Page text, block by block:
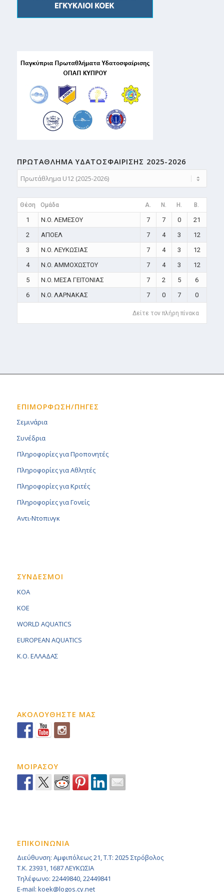
ΠΡΩΤΑΘΛΗMA ΥΔΑΤΟΣΦΑΙΡΙΣΗΣ 2025-2026
Θέση Ομάδα A. N. H. B.
1 N.O. ΛΕΜΕΣΟΥ 7 7 0
21
2
ΑΠΟΕΛ 7 4 3
12
3
N.O. ΛΕΥΚΩΣΙΑΣ 7 4 3
12
4
N.O. ΑΜΜΟΧΩΣΤΟΥ 7 4 3
12
5
N.O. ΜΕΣΑ ΓΕΙΤΟΝΙΑΣ 7 2 5
6
6
N.O. ΛΑΡΝΑΚΑΣ 7 0 7 0
Δείτε τον πλήρη πίνακα
ΕΠΙΜΟΡΦΩΣΗ/ΠΗΓΕΣ
Σεμινάρια
Συνέδρια
Πληροφορίες για Προπονητές
Πληροφορίες για Αθλητές
Πληροφορίες για Κριτές
Πληροφορίες για Γονείς
Αντι-Ντοπινγκ
ΣΥΝΔΕΣΜΟΙ
KOA
KOE
WORLD AQUATICS
EUROPEAN AQUATICS
K.O. ΕΛΛΑΔΑΣ
ΑΚΟΛΟΥΘΗΣΤΕ ΜΑΣ
ΜΟΙΡΑΣΟΥ
ΕΠΙΚΟΙΝΩΝΙΑ
Διεύθυνση: Αμφιπόλεως 21, Τ.Τ: 2025 Στρόβολος
Τ.Κ. 23931, 1687 ΛΕΥΚΩΣΙΑ
Τηλέφωνο: 22449840, 22449841
E-mail: koek@logos.cy.net